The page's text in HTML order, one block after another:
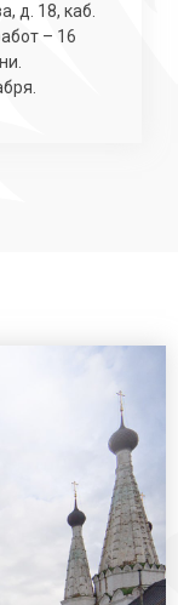
д. 18, каб.
– 16